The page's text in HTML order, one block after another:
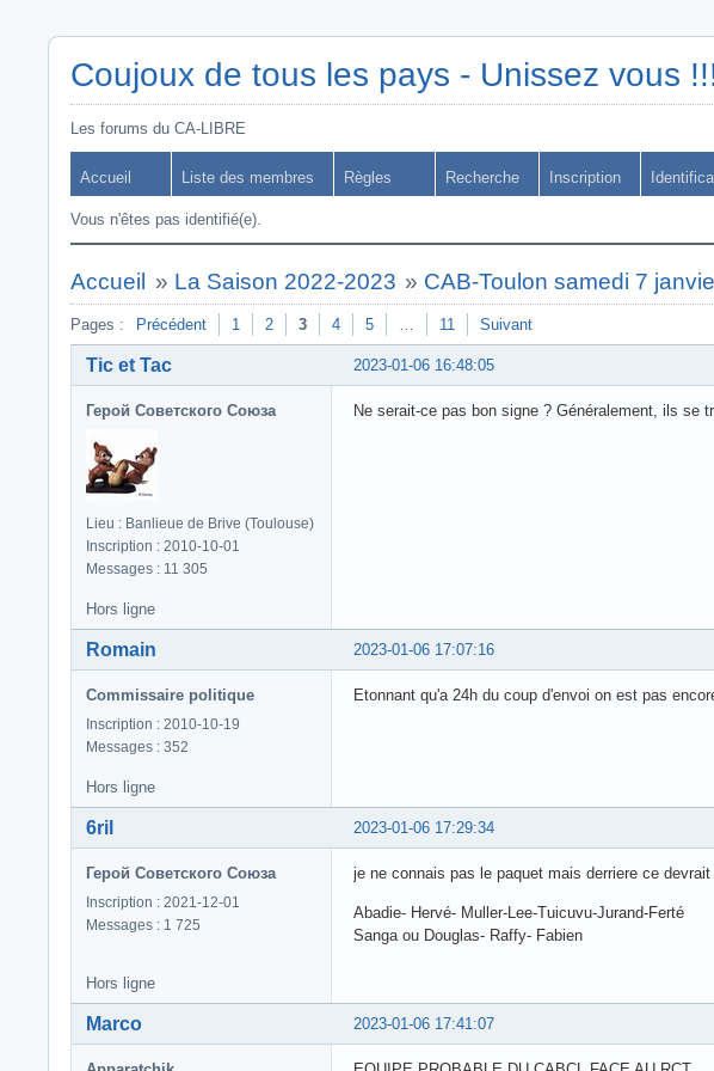
Coujoux de tous les pays - Unissez vous
Les forums du CA-LIBRE
Accueil Liste des membres Règles Recherche Inscription
Vous n'êtes pas identifié(e).
Accueil » La Saison 2022-2023 » CAB-Toulon samedi 7
Pages : Précédent 1 2 3 4 5 … 11 Suivant
2023-01-06 16:48:05
Tic et Tac
Герой Советского Союза
Lieu : Banlieue de Brive (Toulouse)
Inscription : 2010-10-01
Messages : 11 305
Ne serait-ce pas bon signe ? Généralement, ils se
Hors ligne
2023-01-06 17:07:16
Romain
Commissaire politique
Inscription : 2010-10-19
Messages : 352
Etonnant qu'a 24h du coup d'envoi on est pas
Hors ligne
2023-01-06 17:29:34
6ril
Герой Советского Союза
Inscription : 2021-12-01
Messages : 1 725
je ne connais pas le paquet mais derriere ce devrait
Abadie- Hervé- Muller-Lee-Tuicuvu-Jurand-Ferté
Sanga ou Douglas- Raffy- Fabien
Hors ligne
2023-01-06 17:41:07
Marco